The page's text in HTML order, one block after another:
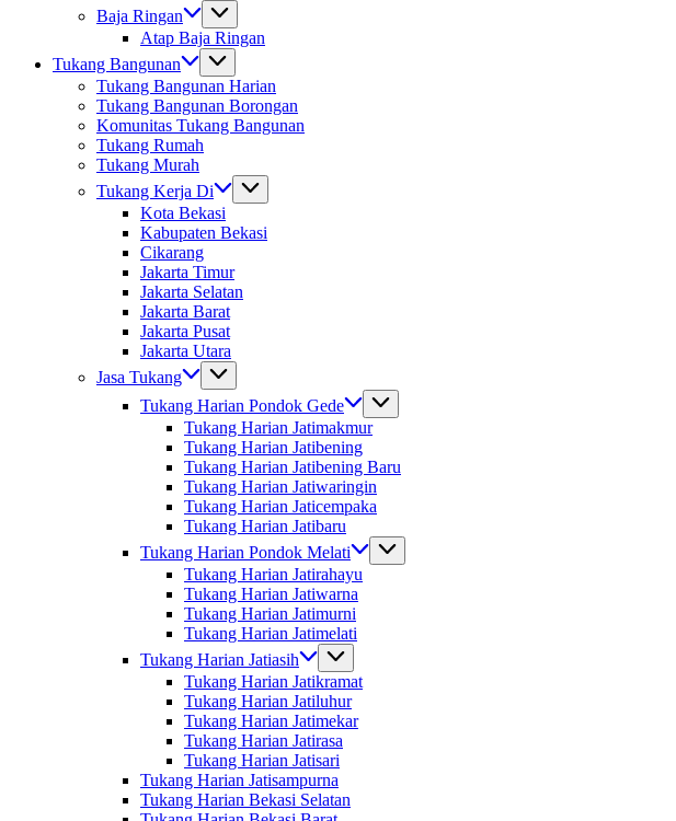
Baja Ringan
Atap Baja Ringan
Tukang Bangunan
Tukang Bangunan Harian
Tukang Bangunan Borongan
Komunitas Tukang Bangunan
Tukang Rumah
Tukang Murah
Tukang Kerja Di
Kota Bekasi
Kabupaten Bekasi
Cikarang
Jakarta Timur
Jakarta Selatan
Jakarta Barat
Jakarta Pusat
Jakarta Utara
Jasa Tukang
Tukang Harian Pondok Gede
Tukang Harian Jatimakmur
Tukang Harian Jatibening
Tukang Harian Jatibening Baru
Tukang Harian Jatiwaringin
Tukang Harian Jaticempaka
Tukang Harian Jatibaru
Tukang Harian Pondok Melati
Tukang Harian Jatirahayu
Tukang Harian Jatiwarna
Tukang Harian Jatimurni
Tukang Harian Jatimelati
Tukang Harian Jatiasih
Tukang Harian Jatikramat
Tukang Harian Jatiluhur
Tukang Harian Jatimekar
Tukang Harian Jatirasa
Tukang Harian Jatisari
Tukang Harian Jatisampurna
Tukang Harian Bekasi Selatan